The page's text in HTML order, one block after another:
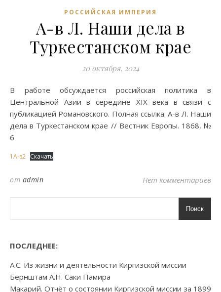
РОССИЙСКАЯ ИМПЕРИЯ
А-в Л. Наши дела в
Туркестанском крае
20 октября, 2024
В работе обсуждается российская политика в
Центральной Азии в середине XIX века в связи с
публикацией Романовского. Полная ссылка: А-в Л. Наши
дела в Туркестанском крае // Вестник Европы. 1868, №
6
1А-в2 Скачать
от admin Нет комментариев
Поиск
ПОСЛЕДНЕЕ:
А.С. Из жизни и деятельности Киргизской миссии
Бернштам А.Н. Саки Памира
Макарий. Отчёт о состоянии Киргизской миссии за 1899